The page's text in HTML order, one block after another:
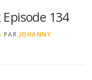
134
PAR JOHANNY